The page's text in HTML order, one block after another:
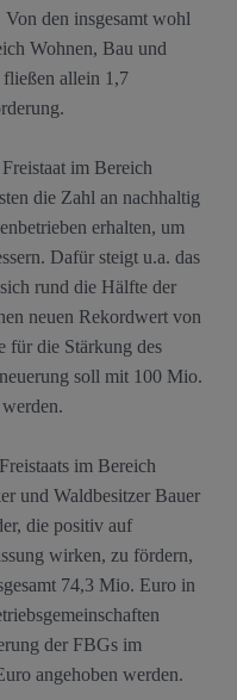
den insgesamt wohl
Wohnen, Bau und
allein 1,7
im Bereich
die Zahl an nachhaltig
erhalten, um
Dafür steigt u.a. das
rund die Hälfte der
neuen Rekordwert von
für die Stärkung des
soll mit 100 Mio.
im Bereich
und Waldbesitzer Bauer
die positiv auf
wirken, zu fördern,
74,3 Mio. Euro in
der FBGs im
angehoben werden.